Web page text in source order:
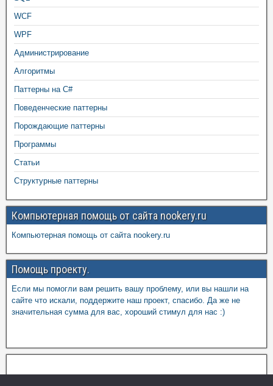
WCF
WPF
Администрирование
Алгоритмы
Паттерны на C#
Поведенческие паттерны
Порождающие паттерны
Программы
Статьи
Структурные паттерны
Компьютерная помощь от сайта nookery.ru
Компьютерная помощь от сайта nookery.ru
Помощь проекту.
Если мы помогли вам решить вашу проблему, или вы нашли на
сайте что искали, поддержите наш проект, спасибо. Да же не
значительная сумма для вас, хороший стимул для нас :)